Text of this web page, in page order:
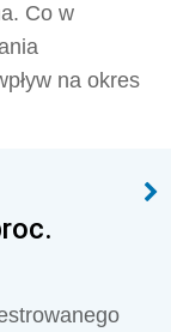
Co w
na okres